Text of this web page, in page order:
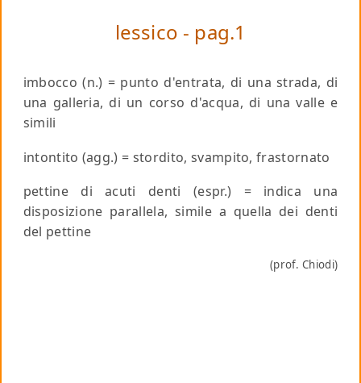
lessico - pag.1
imbocco (n.) = punto d'entrata, di una strada, di
una galleria, di un corso d'acqua, di una valle e
simili
intontito (agg.) = stordito, svampito, frastornato
pettinedi acuti denti (espr.) = indica una
disposizione parallela, simile a quella dei denti
del pettine
(prof. Chiodi)